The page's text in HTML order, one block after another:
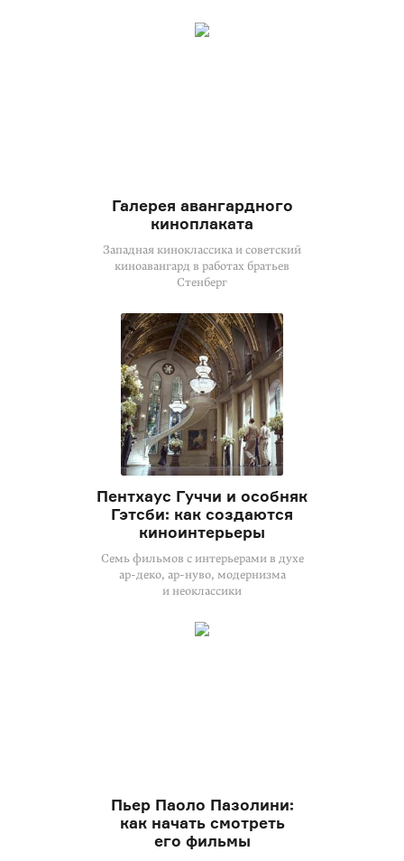
Галерея авангардного
киноплаката
Западная киноклассика и советский
киноавангард в работах братьев
Стенберг
Пентхаус Гуччи и особняк
Гэтсби: как создаются
киноинтерьеры
Семь фильмов с интерьерами в духе
ар-деко, ар-нуво, модернизма
и неоклассики
Пьер Паоло Пазолини:
как начать смотреть
его фильмы